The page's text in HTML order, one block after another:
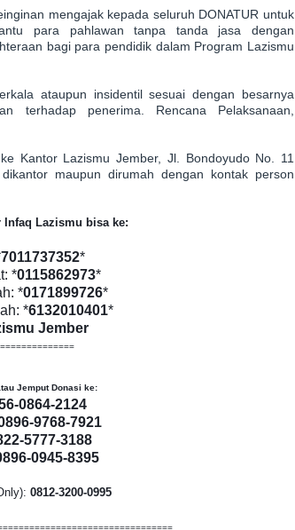
mengajak kepada seluruh DONATUR untuk
para pahlawan tanpa tanda jasa dengan
bagi para pendidik dalam Program Lazismu
ataupun insidentil sesuai dengan besarnya
terhadap penerima. Rencana Pelaksanaan,
Kantor Lazismu Jember, Jl. Bondoyudo No. 11
maupun dirumah dengan kontak person
Infaq Lazismu bisa ke:
7011737352*
*0115862973*
*0171899726*
*6132010401*
Jember
Jemput Donasi ke:
0864-2124
9768-7921
5777-3188
0945-8395
0812-3200-0995